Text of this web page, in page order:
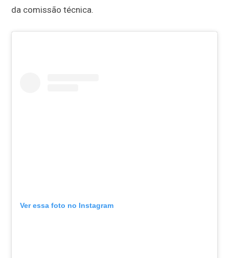
da comissão técnica.
Ver essa foto no Instagram